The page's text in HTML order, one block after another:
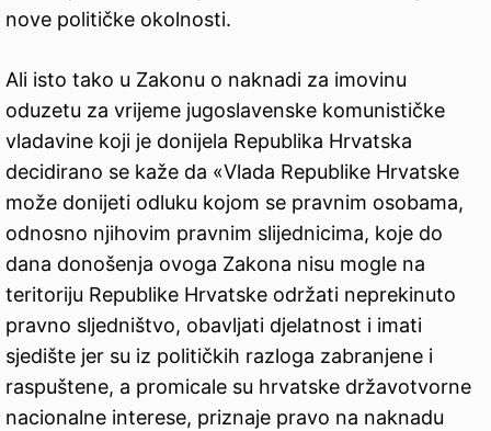
nove političke okolnosti.
Ali isto tako u Zakonu o naknadi za imovinu
oduzetu za vrijeme jugoslavenske komunističke
vladavine koji je donijela Republika Hrvatska
decidirano se kaže da «Vlada Republike Hrvatske
može donijeti odluku kojom se pravnim osobama,
odnosno njihovim pravnim slijednicima, koje do
dana donošenja ovoga Zakona nisu mogle na
teritoriju Republike Hrvatske održati neprekinuto
pravno sljedništvo, obavljati djelatnost i imati
sjedište jer su iz političkih razloga zabranjene i
raspuštene, a promicale su hrvatske državotvorne
nacionalne interese, priznaje pravo na naknadu